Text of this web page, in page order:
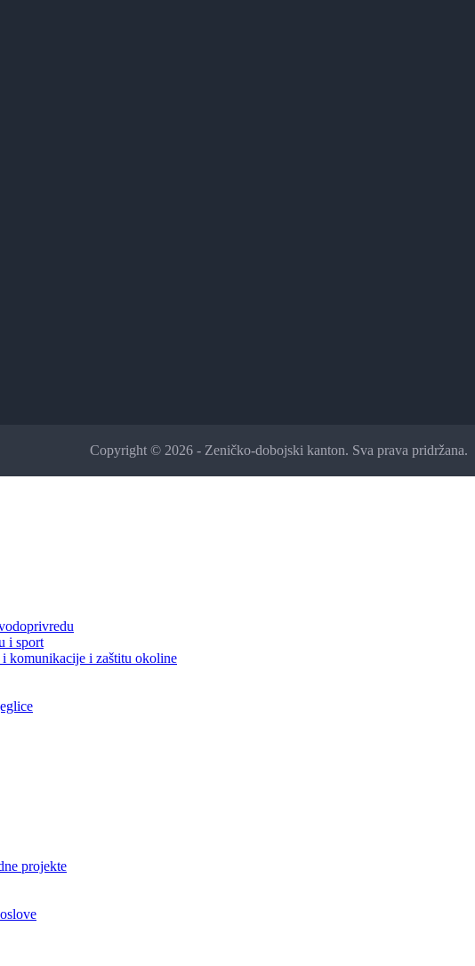
Copyright © 2026 - Zeničko-dobojski kanton. Sva prava pridržana.
i sport
komunikacije i zaštitu okoline
projekte